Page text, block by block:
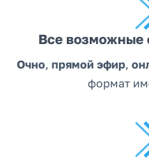
Все возможные
Очно, прямой эфир,
формат